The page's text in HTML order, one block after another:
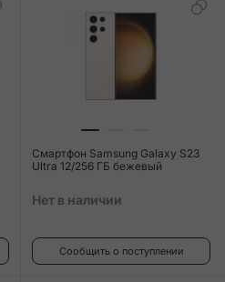
Смартфон Samsung Galaxy S23
Ultra 12/256 ГБ бежевый
Нет в наличии
Сообщить о поступлении